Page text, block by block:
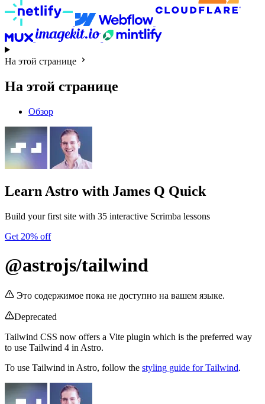
На этой странице
На этой странице
Обзор
Learn Astro with James Q Quick
Build your first site with 35 interactive Scrimba lessons
Get 20% off
@astrojs/tailwind
Это содержимое пока не доступно на вашем языке.
Deprecated
Tailwind CSS now offers a Vite plugin which is the preferred way
to use Tailwind 4 in Astro.
To use Tailwind in Astro, follow the styling guide for Tailwind.